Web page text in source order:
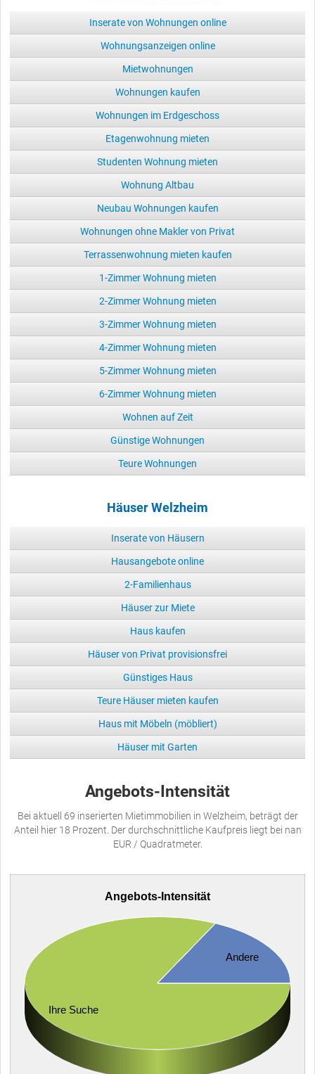
Inserate von Wohnungen online
Wohnungsanzeigen online
Mietwohnungen
Wohnungen kaufen
Wohnungen im Erdgeschoss
Etagenwohnung mieten
Studenten Wohnung mieten
Wohnung Altbau
Neubau Wohnungen kaufen
Wohnungen ohne Makler von Privat
Terrassenwohnung mieten kaufen
1-Zimmer Wohnung mieten
2-Zimmer Wohnung mieten
3-Zimmer Wohnung mieten
4-Zimmer Wohnung mieten
5-Zimmer Wohnung mieten
6-Zimmer Wohnung mieten
Wohnen auf Zeit
Günstige Wohnungen
Teure Wohnungen
Häuser Welzheim
Inserate von Häusern
Hausangebote online
2-Familienhaus
Häuser zur Miete
Haus kaufen
Häuser von Privat provisionsfrei
Günstiges Haus
Teure Häuser mieten kaufen
Haus mit Möbeln (möbliert)
Häuser mit Garten
Angebots-Intensität
Bei aktuell 69 inserierten Mietimmobilien in Welzheim, beträgt der
Anteil hier 18 Prozent. Der durchschnittliche Kaufpreis liegt bei nan
EUR / Quadratmeter.
Angebots-Intensität
Ihre Suche
Andere